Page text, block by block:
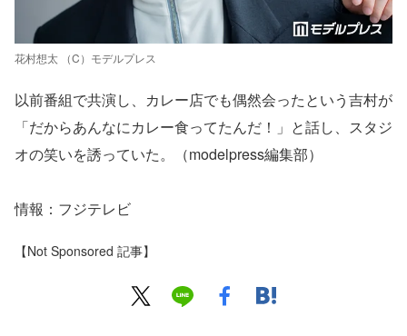
花村想太 （C）モデルプレス
以前番組で共演し、カレー店でも偶然会ったという吉村が
「だからあんなにカレー食ってたんだ！」と話し、スタジ
オの笑いを誘っていた。（modelpress編集部）
情報：フジテレビ
【Not Sponsored 記事】